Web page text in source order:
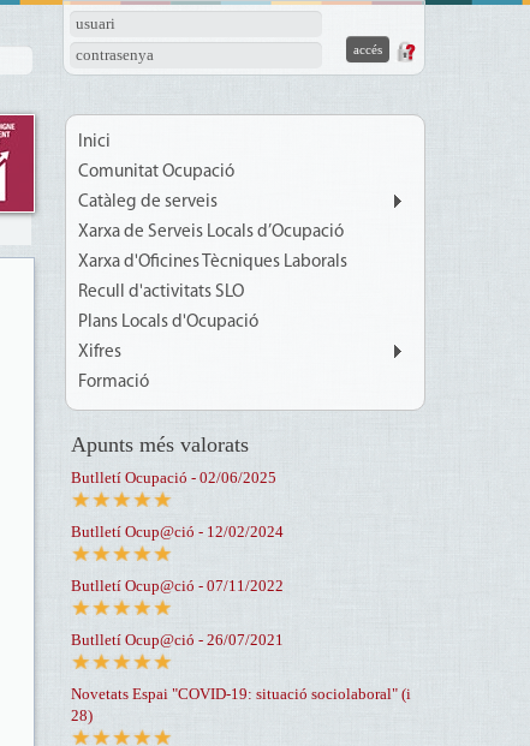
usuari
contrasenya
Inici
Comunitat Ocupació
Catàleg de serveis
Xarxa de Serveis Locals d’Ocupació
Xarxa d'Oficines Tècniques Laborals
Recull d'activitats SLO
Plans Locals d'Ocupació
Xifres
Formació
Apunts més valorats
Butlletí Ocupació - 02/06/2025
Butlletí Ocup@ció - 12/02/2024
Butlletí Ocup@ció - 07/11/2022
Butlletí Ocup@ció - 26/07/2021
Novetats Espai "COVID-19: situació sociolaboral" (i
28)